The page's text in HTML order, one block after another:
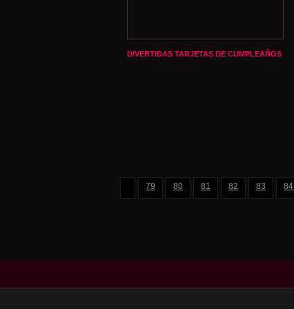
DIVERTIDAS TARJETAS DE CUMPLEAÑOS
79 80 81 82 83 84